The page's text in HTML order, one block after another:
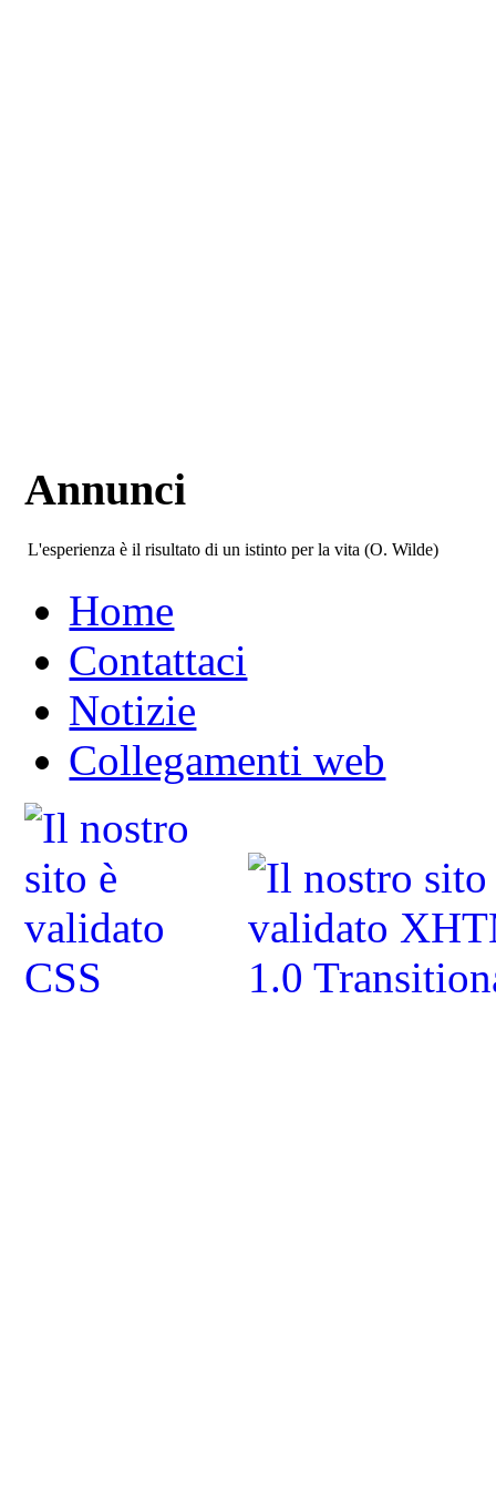
Annunci
L'esperienza è il risultato di un istinto per la vita (O. Wilde)
Home
Contattaci
Notizie
Collegamenti web